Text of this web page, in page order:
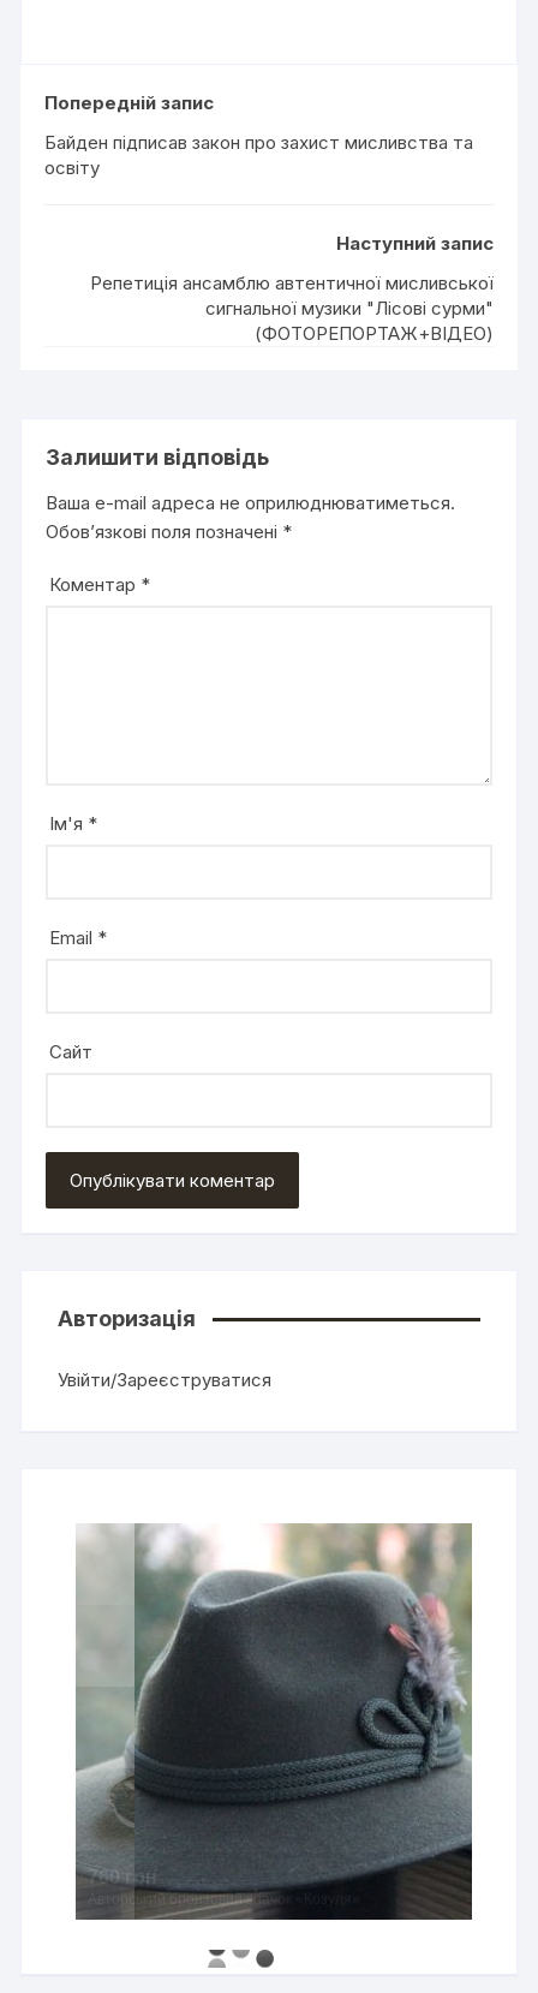
Попередній запис
Байден підписав закон про захист мисливства та
освіту
Наступний запис
Репетиція ансамблю автентичної мисливської
сигнальної музики "Лісові сурми"
(ФОТОРЕПОРТАЖ+ВІДЕО)
Залишити відповідь
Ваша e-mail адреса не оприлюднюватиметься.
Обов’язкові поля позначені *
Коментар *
Ім'я *
Email *
Сайт
Авторизація
Увійти/Зареєструватися
760 грн
Авторський бронзовий значок «Козуля»